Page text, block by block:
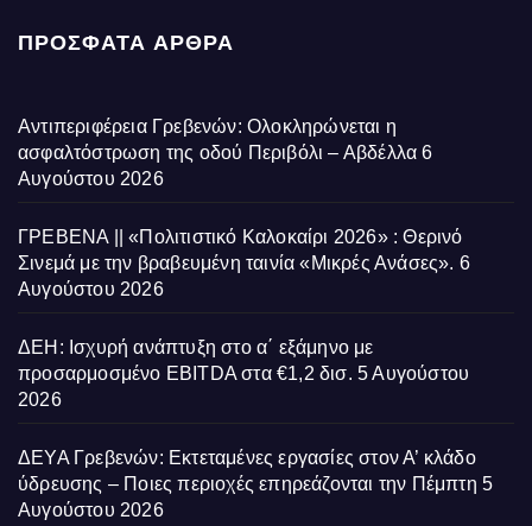
ΠΡΌΣΦΑΤΑ ΆΡΘΡΑ
Αντιπεριφέρεια Γρεβενών: Ολοκληρώνεται η
ασφαλτόστρωση της οδού Περιβόλι – Αβδέλλα 6
Αυγούστου 2026
ΓΡΕΒΕΝΑ || «Πολιτιστικό Καλοκαίρι 2026» : Θερινό
Σινεμά με την βραβευμένη ταινία «Μικρές Ανάσες». 6
Αυγούστου 2026
ΔΕΗ: Ισχυρή ανάπτυξη στο α΄ εξάμηνο με
προσαρμοσμένο EBITDA στα €1,2 δισ. 5 Αυγούστου
2026
ΔΕΥΑ Γρεβενών: Εκτεταμένες εργασίες στον Α’ κλάδο
ύδρευσης – Ποιες περιοχές επηρεάζονται την Πέμπτη 5
Αυγούστου 2026